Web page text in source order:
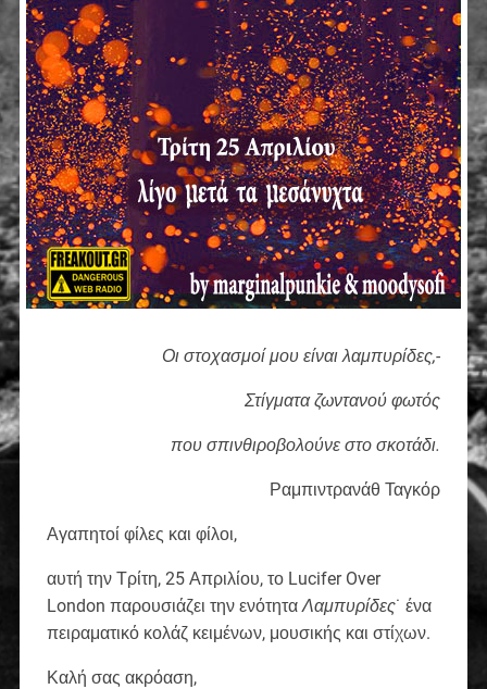
Οι στοχασμοί μου είναι λαμπυρίδες,-
Στίγματα ζωντανού φωτός
που σπινθιροβολούνε στο σκοτάδι.
Ραμπιντρανάθ Ταγκόρ
Αγαπητοί φίλες και φίλοι,
αυτή την Τρίτη, 25 Απριλίου, το Lucifer Over
London παρουσιάζει την ενότητα Λαμπυρίδες˙ ένα
πειραματικό κολάζ κειμένων, μουσικής και στίχων.
Καλή σας ακρόαση,